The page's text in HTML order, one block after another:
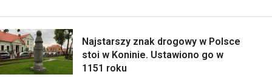
Najstarszy znak drogowy w Polsce
stoi w Koninie. Ustawiono go w
1151 roku